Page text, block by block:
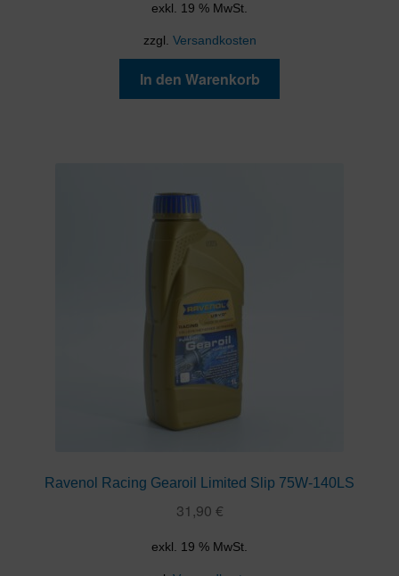
exkl. 19 % MwSt.
zzgl. Versandkosten
In den Warenkorb
Ravenol Racing Gearoil Limited Slip 75W-140LS
31,90 €
exkl. 19 % MwSt.